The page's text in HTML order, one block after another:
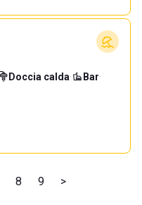
Doccia calda· Bar·
8 9 >